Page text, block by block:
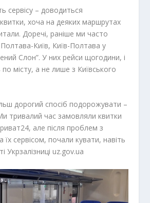
сервісу – доводиться
хоча на деяких маршрутах
Доречі, раніше ми часто
Київ, Київ-Полтава у
Слон”. У них рейси щогодини, і
місту, а не лише з Київського
дорогий спосіб подорожувати –
Ми тривалий час замовляли квитки
але після проблем з
сервісом, почали кувати, навіть
Укрзалізниці uz.gov.ua